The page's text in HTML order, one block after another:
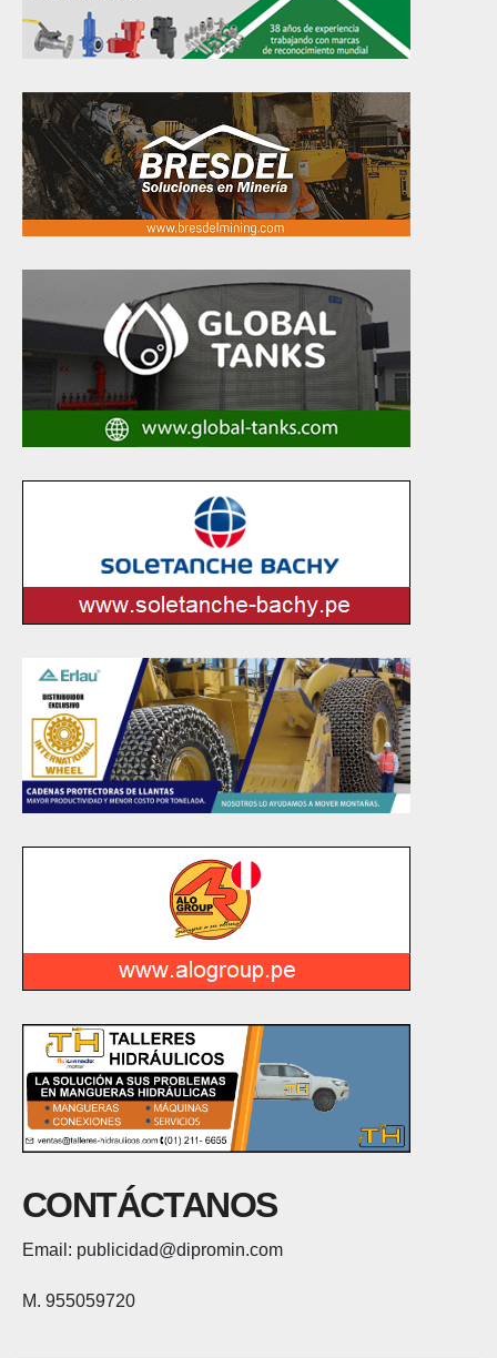
CONTÁCTANOS
Email: publicidad@dipromin.com
M. 955059720